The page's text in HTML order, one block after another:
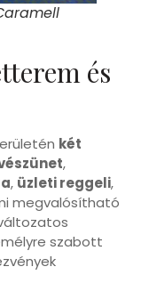
és
két
,
, üzleti reggeli,
megvalósítható
szabott